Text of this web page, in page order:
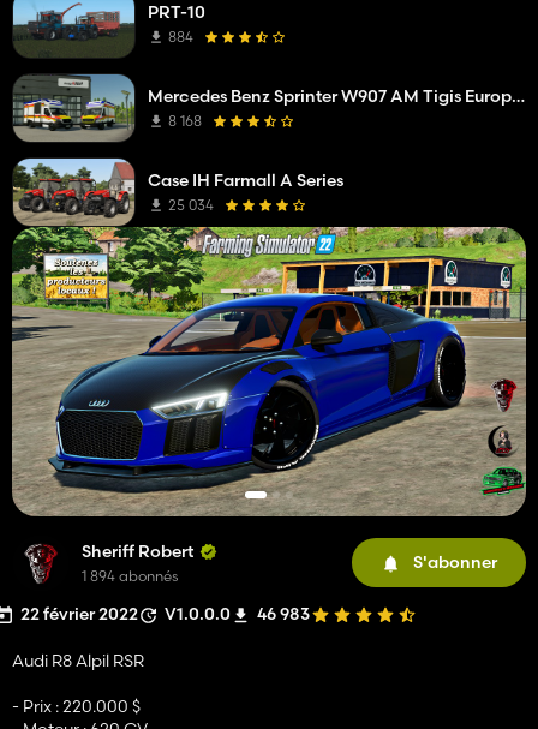
Sheriff Robert
1 894 abonnés
S'abonner
22 février 2022 V1.0.0.0 46 983
Audi R8 Alpil RSR
- Prix : 220.000 $
PRT-10
884
Mercedes Benz Sprinter W907 AM Tigis Europa RTW
8 168
Case IH Farmall A Series
25 034